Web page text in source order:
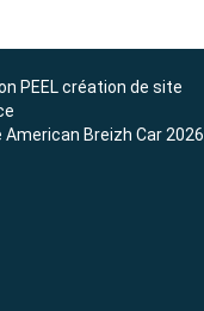
PEEL création de site
Breizh Car 2026